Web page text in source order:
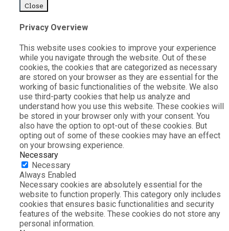
Close
Privacy Overview
This website uses cookies to improve your experience
while you navigate through the website. Out of these
cookies, the cookies that are categorized as necessary
are stored on your browser as they are essential for the
working of basic functionalities of the website. We also
use third-party cookies that help us analyze and
understand how you use this website. These cookies will
be stored in your browser only with your consent. You
also have the option to opt-out of these cookies. But
opting out of some of these cookies may have an effect
on your browsing experience.
Necessary
Necessary
Always Enabled
Necessary cookies are absolutely essential for the
website to function properly. This category only includes
cookies that ensures basic functionalities and security
features of the website. These cookies do not store any
personal information.